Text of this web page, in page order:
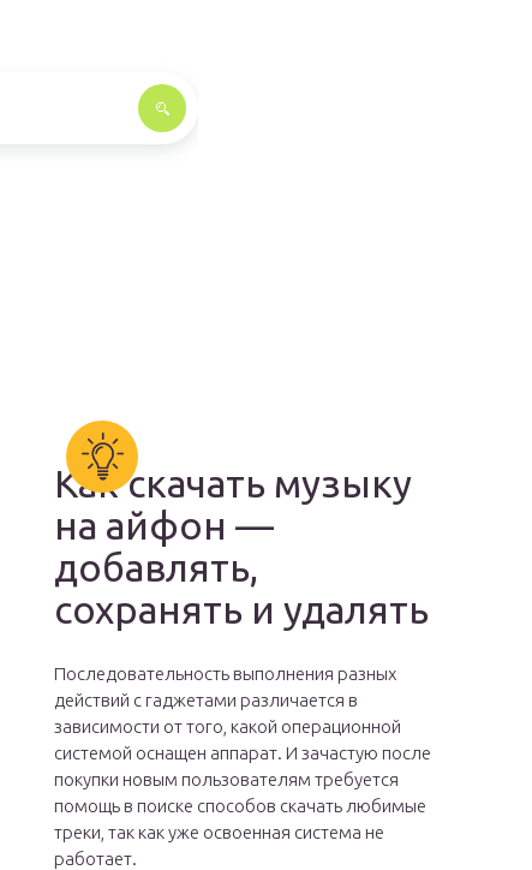
Как скачать музыку
на айфон —
добавлять,
сохранять и удалять
Последовательность выполнения разных
действий с гаджетами различается в
зависимости от того, какой операционной
системой оснащен аппарат. И зачастую после
покупки новым пользователям требуется
помощь в поиске способов скачать любимые
треки, так как уже освоенная система не
работает.